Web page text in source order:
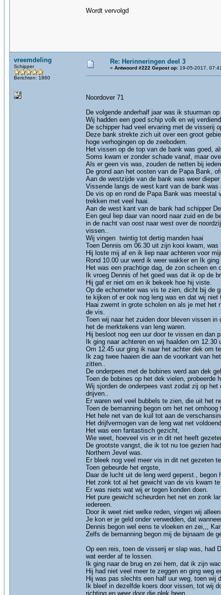
Wordt vervolgd
vreemdeling
Schipper
Berichten: 1860
Re: Herinneringen deel 3
« Antwoord #222 Gepost op: 19-05-2017,
Noordover 71
De volgende anderhalf jaar was ik stuurman
Wij hadden een goed schip volk en wij
De schipper had veel ervaring met de visserij
Deze bank strekte zich uit over een groot
hoge verhogingen op de zeebodem.
Het vissen op de top van de bank was goed,
Soms kwam er zonder schade vanaf, maar
Als er geen vis was, zouden de netten bij
De grond aan het oosten van de Papa Bank,
Aan de westzijde van de bank was weer dieper
Vissende langs de west kant van de bank
De vis op en rond de Papa Bank was
trekken met veel haai.
Aan de west kant van de bank had schipper
Een geul liep daar van noord naar zuid en de
in de nacht van oost naar west over de
vissen..
Wij vingen twintig tot dertig manden haai
Toen Dennis om 06.30 uit zijn kooi kwam,
Hij loste mij af en ik liep naar achteren voor
Rond 10.00 uur werd ik weer wakker en Ik
Het was een prachtige dag, de zon scheen
Ik vroeg Dennis of het goed was dat ik op de
Hij gaf er niet om en ik bekeek hoe hij viste.
Op de echometer was vis te zien, dicht bij de
te kijken of er ook nog leng was en dat wij niet
Haai zwemt in grote scholen en als je met
de vis.
Toen wij naar het zuiden door bleven vissen
het de merktekens van leng waren.
Hij besloot nog een uur door te vissen en dan
Ik ging naar achteren en wij haalden om 12.30
Om 12.45 uur ging ik naar het achter dek om
Ik zag twee haaien die aan de voorkant van
zitten..
De onderpees met de bobines werd aan dek
Toen de bobines op het dek vielen, probeerde
Wij sjorden de onderpees vast zodat zij op
drijven..
Er waren wel veel bubbels te zien, die uit het
Toen de bemanning begon om het net
Het hele net van de kuil tot aan de
Het drijfvermogen van de leng wat net
Het was een fantastisch gezicht,
Wie weet, hoeveel vis er in dit net heeft
De grootste vangst, die ik tot nu toe gezien
Northern Jevel was.
Er bleek nog veel meer vis in dit net gezeten
Toen gebeurde het ergste,
Daar de lucht uit de leng werd geperst.,
Het zonk tot al het gewicht van de vis kwam
Er was niets wat wij er tegen konden doen.
Het pure gewicht scheurden het net en zonk
iedereen.
Door ik weet niet welke reden, vingen wij
Je kon er je geld onder verwedden, dat
Dennis begon wel eens te vloeken en zei,,,
Zelfs de bemanning begon mij de bijnaam de
Op een reis, toen de visserij er slap was, had
wat eerder af te lossen.
Ik ging naar de brug en zei hem, dat ik zijn
Hij had niet veel meer te zeggen en ging weg
Hij was pas slechts een half uur weg, toen
Ik bleef in dezelfde koers door vissen, tot wij
richting en weer door die plek heen.